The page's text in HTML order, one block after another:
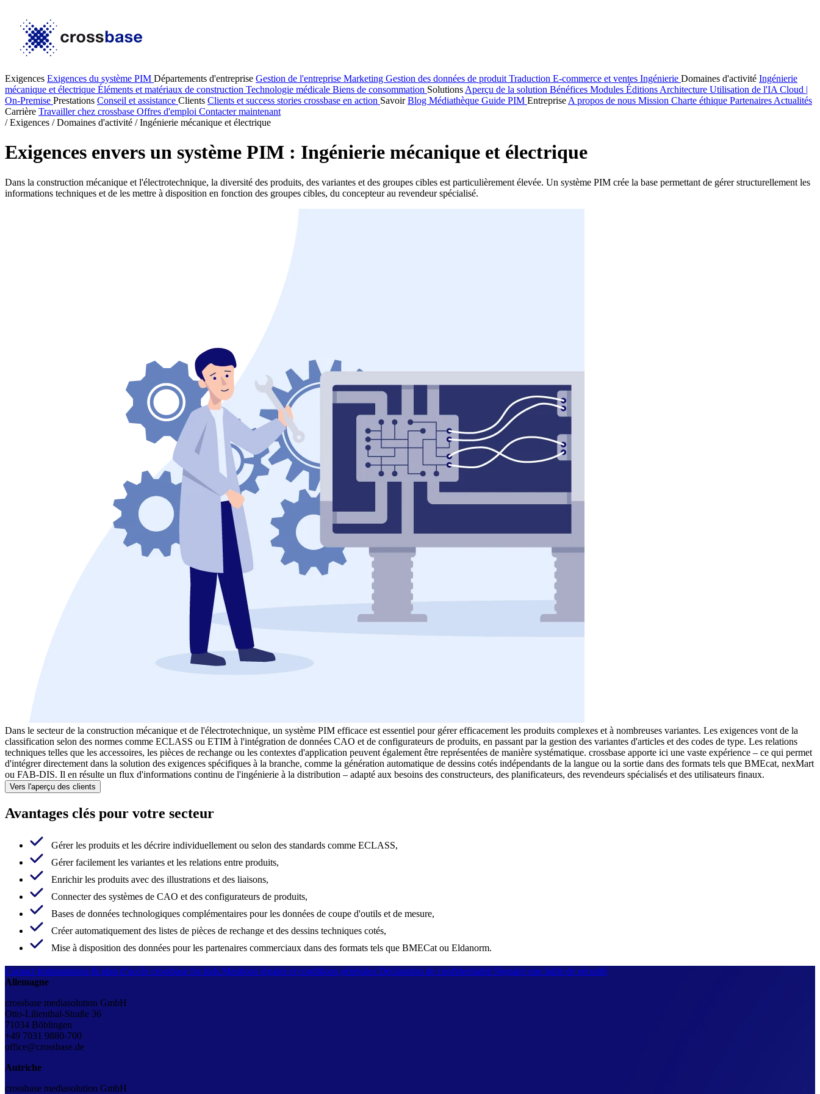
Exigences Exigences du système PIM Départements d'entreprise Gestion de l'entreprise Marketing Gestion des données de produit Traduction E-commerce et ventes Ingénierie Domaines d'activité Ingénierie
mécanique et électrique Éléments et matériaux de construction Technologie médicale Biens de consommation Solutions Aperçu de la solution Bénéfices Modules Éditions Architecture Utilisation de l'IA Cloud |
On-Premise Prestations Conseil et assistance Clients Clients et success stories crossbase en action SavoirBlog Médiathèque Guide PIM Entreprise A propos de nous Mission Charte éthique Partenaires Actualités
Carrière Travailler chez crossbase Offres d'emploi Contacter maintenant
/ Exigences / Domaines d'activité / Ingénierie mécanique et électrique
Exigences envers un système PIM : Ingénierie mécanique et électrique
Dans la construction mécanique et l'électrotechnique, la diversité des produits, des variantes et des groupes cibles est particulièrement élevée. Un système PIM crée la base permettant de gérer structurellement les
informations techniques et de les mettre à disposition en fonction des groupes cibles, du concepteur au revendeur spécialisé.
Dans le secteur de la construction mécanique et de l'électrotechnique, un système PIM efficace est essentiel pour gérer efficacement les produits complexes et à nombreuses variantes. Les exigences vont de la
classification selon des normes comme ECLASS ou ETIM à l'intégration de données CAO et de configurateurs de produits, en passant par la gestion des variantes d'articles et des codes de type. Les relations
techniques telles que les accessoires, les pièces de rechange ou les contextes d'application peuvent également être représentées de manière systématique. crossbase apporte ici une vaste expérience – ce qui permet
d'intégrer directement dans la solution des exigences spécifiques à la branche, comme la génération automatique de dessins cotés indépendants de la langue ou la sortie dans des formats tels que BMEcat, nexMart
ou FAB-DIS. Il en résulte un flux d'informations continu de l'ingénierie à la distribution – adapté aux besoins des constructeurs, des planificateurs, des revendeurs spécialisés et des utilisateurs finaux.
Vers l'aperçu des clients
Avantages clés pour votre secteur
Gérer les produits et les décrire individuellement ou selon des standards comme ECLASS,
Gérer facilement les variantes et les relations entre produits,
Enrichir les produits avec des illustrations et des liaisons,
Connecter des systèmes de CAO et des configurateurs de produits,
Bases de données technologiques complémentaires pour les données de coupe d'outils et de mesure,
Créer automatiquement des listes de pièces de rechange et des dessins techniques cotés,
Mise à disposition des données pour les partenaires commerciaux dans des formats tels que BMECat ou Eldanorm.
Contact Implantations & plan d’accès crossbase for kids Mentions légales et conditions générales Déclaration de confidentialité Signaler une faille de sécurité
Allemagne
crossbase mediasolution GmbH
Otto-Lilienthal-Straße 36
71034 Böblingen
+49 7031 9880-700
office@crossbase.de
Autriche
crossbase mediasolution GmbH